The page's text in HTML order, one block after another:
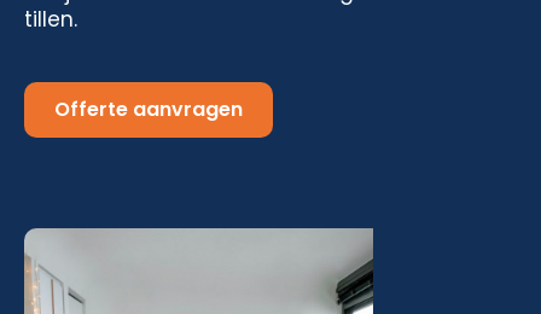
tillen.
Offerte aanvragen